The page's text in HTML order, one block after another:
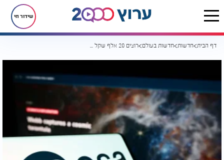
שידור חי
דף הבית חדשות חדשות בעולם רוצים 20 אלף שקל בשכיבה מוחלטת? הניסוי של סוכנות החלל מחכה לכם